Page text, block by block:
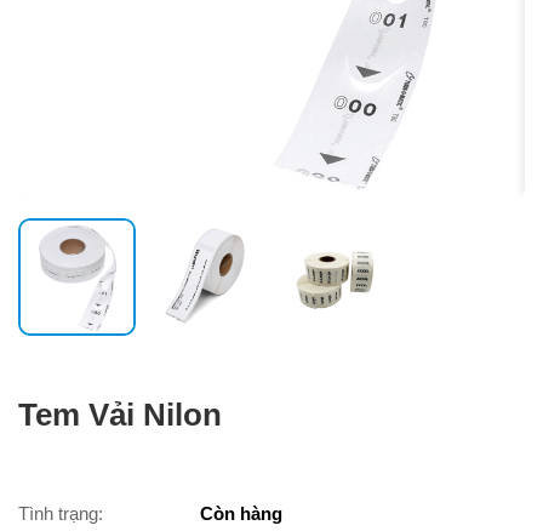
Tem Vải Nilon
Tình trạng: Còn hàng